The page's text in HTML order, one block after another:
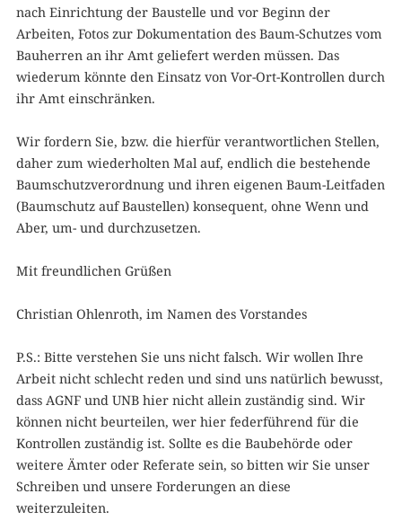
nach Einrichtung der Baustelle und vor Beginn der
Arbeiten, Fotos zur Dokumentation des Baum-Schutzes vom
Bauherren an ihr Amt geliefert werden müssen. Das
wiederum könnte den Einsatz von Vor-Ort-Kontrollen durch
ihr Amt einschränken.
Wir fordern Sie, bzw. die hierfür verantwortlichen Stellen,
daher zum wiederholten Mal auf, endlich die bestehende
Baumschutzverordnung und ihren eigenen Baum-Leitfaden
(Baumschutz auf Baustellen) konsequent, ohne Wenn und
Aber, um- und durchzusetzen.
Mit freundlichen Grüßen
Christian Ohlenroth, im Namen des Vorstandes
P.S.: Bitte verstehen Sie uns nicht falsch. Wir wollen Ihre
Arbeit nicht schlecht reden und sind uns natürlich bewusst,
dass AGNF und UNB hier nicht allein zuständig sind. Wir
können nicht beurteilen, wer hier federführend für die
Kontrollen zuständig ist. Sollte es die Baubehörde oder
weitere Ämter oder Referate sein, so bitten wir Sie unser
Schreiben und unsere Forderungen an diese
weiterzuleiten.